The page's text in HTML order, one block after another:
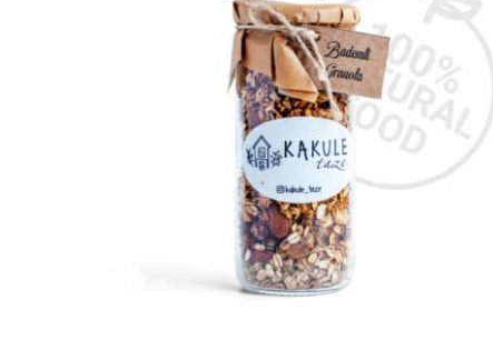
AYRINTILAR